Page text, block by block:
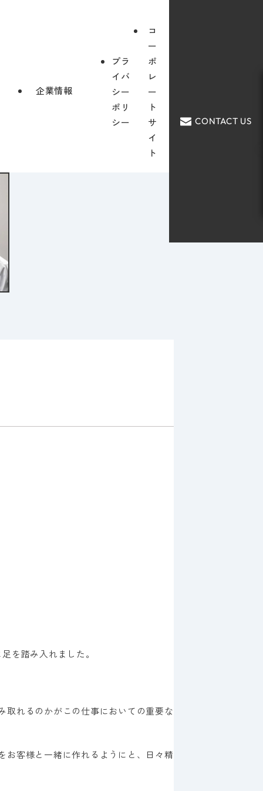
企業情報
プラ
イバ
シー
ポリ
シー
コ
ー
ポ
レ
ー
ト
サ
イ
ト
CONTACT US
を踏み入れました。
取れるのかがこの仕事においての重要な
お客様と一緒に作れるようにと、日々精